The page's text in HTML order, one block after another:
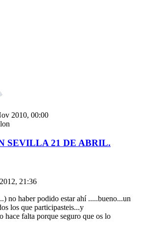
2010, 00:00
SEVILLA 21 DE ABRIL.
21:36
no haber podido estar ahí .....bueno...un
los que participasteis...y
hace falta porque seguro que os lo